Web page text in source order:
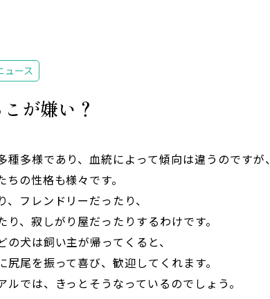
ュース
が嫌い？
種多様であり、血統によって傾向は違うのですが、
の性格も様々です。
フレンドリーだったり、
り、寂しがり屋だったりするわけです。
の犬は飼い主が帰ってくると、
尻尾を振って喜び、歓迎してくれます。
ルでは、きっとそうなっているのでしょう。